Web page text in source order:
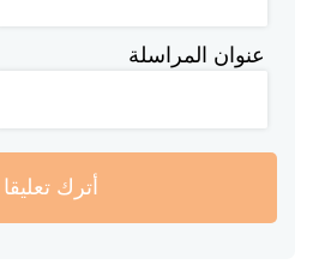
عنوان المراسلة
أترك تعليقا